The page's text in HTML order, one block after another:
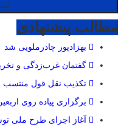
مطالب پیشنهادی
بهزادپور چادرملویی شد
گفتمان غرب‌زدگی و
تکذیب نقل قول منتسب
برگزاری پیاده روی اربعین حسینی در
آغاز اجرای طرح ملی